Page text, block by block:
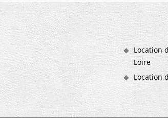
Location
Loire
Location